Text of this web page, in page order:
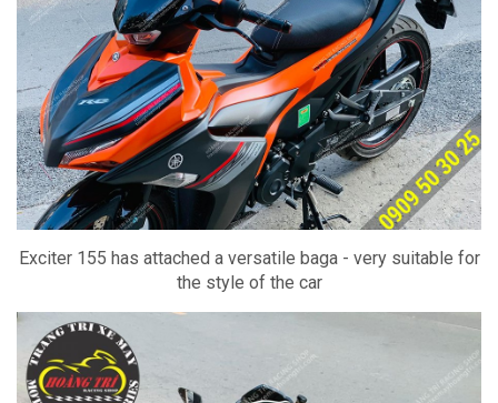
Exciter 155 has attached a versatile baga - very suitable for
the style of the car